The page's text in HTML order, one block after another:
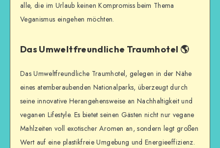
alle, die im Urlaub keinen Kompromiss beim Thema
Veganismus eingehen möchten.
Das Umweltfreundliche Traumhotel 🌎
Das Umweltfreundliche Traumhotel, gelegen in der Nähe
eines atemberaubenden Nationalparks, überzeugt durch
seine innovative Herangehensweise an Nachhaltigkeit und
veganen Lifestyle. Es bietet seinen Gästen nicht nur vegane
Mahlzeiten voll exotischer Aromen an, sondern legt großen
Wert auf eine plastikfreie Umgebung und Energieeffizienz.